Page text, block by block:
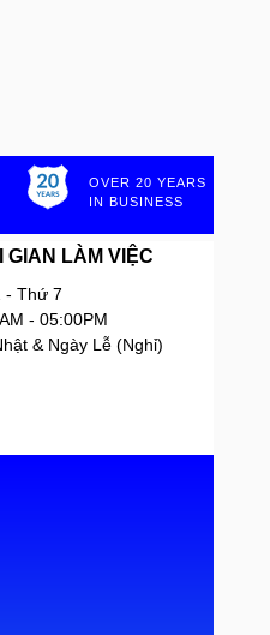
OVER 20 YEARS
IN BUSINESS
GIAN LÀM VIỆC
- Thứ 7
- 05:00PM
& Ngày Lễ (Nghỉ)